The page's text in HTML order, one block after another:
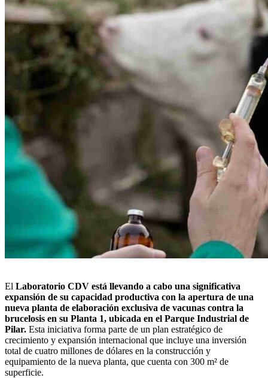
El Laboratorio CDV está llevando a cabo una significativa
expansión de su capacidad productiva con la apertura de una
nueva planta de elaboración exclusiva de vacunas contra la
brucelosis en su Planta 1, ubicada en el Parque Industrial de
Pilar. Esta iniciativa forma parte de un plan estratégico de
crecimiento y expansión internacional que incluye una inversión
total de cuatro millones de dólares en la construcción y
equipamiento de la nueva planta, que cuenta con 300 m² de
superficie.